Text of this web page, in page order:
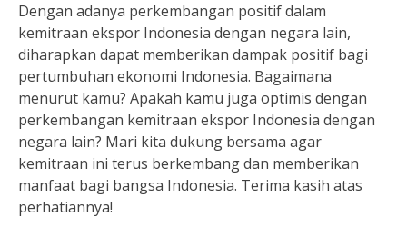
Dengan adanya perkembangan positif dalam
kemitraan ekspor Indonesia dengan negara lain,
diharapkan dapat memberikan dampak positif bagi
pertumbuhan ekonomi Indonesia. Bagaimana
menurut kamu? Apakah kamu juga optimis dengan
perkembangan kemitraan ekspor Indonesia dengan
negara lain? Mari kita dukung bersama agar
kemitraan ini terus berkembang dan memberikan
manfaat bagi bangsa Indonesia. Terima kasih atas
perhatiannya!